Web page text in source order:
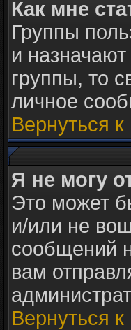
Как мне
Группы
и
группы, то
личное
Вернуться к
Я не могу
Это может
и/или не
сообщений
вам
Вернуться к